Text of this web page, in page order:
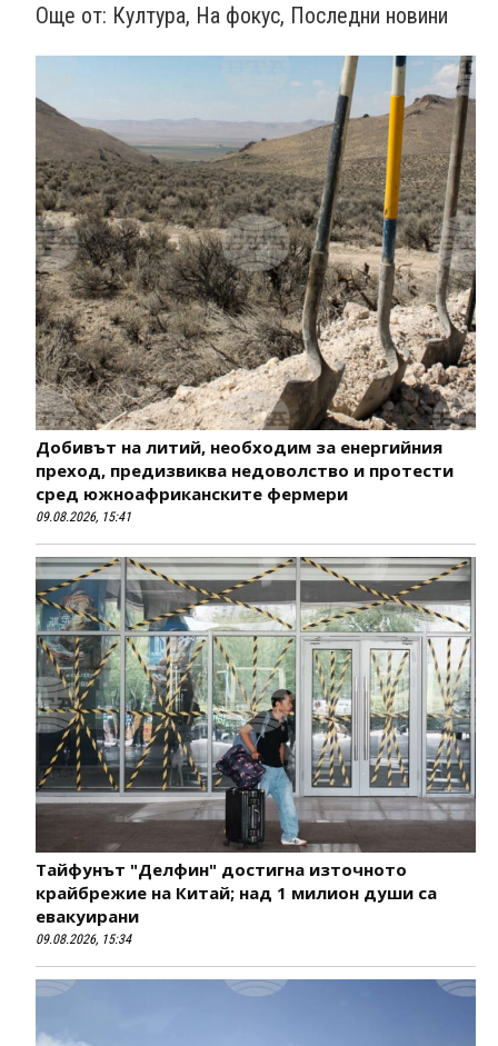
Още от: Култура, На фокус, Последни новини
Добивът на литий, необходим за енергийния
преход, предизвиква недоволство и протести
сред южноафриканските фермери
09.08.2026, 15:41
Тайфунът "Делфин" достигна източното
крайбрежие на Китай; над 1 милион души са
евакуирани
09.08.2026, 15:34